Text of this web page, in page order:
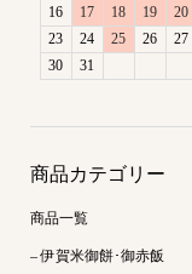
16
17 18 19 20
23
24 25 26 27
30
31
商品カテゴリー
商品一覧
– 伊賀米御餅･御赤飯